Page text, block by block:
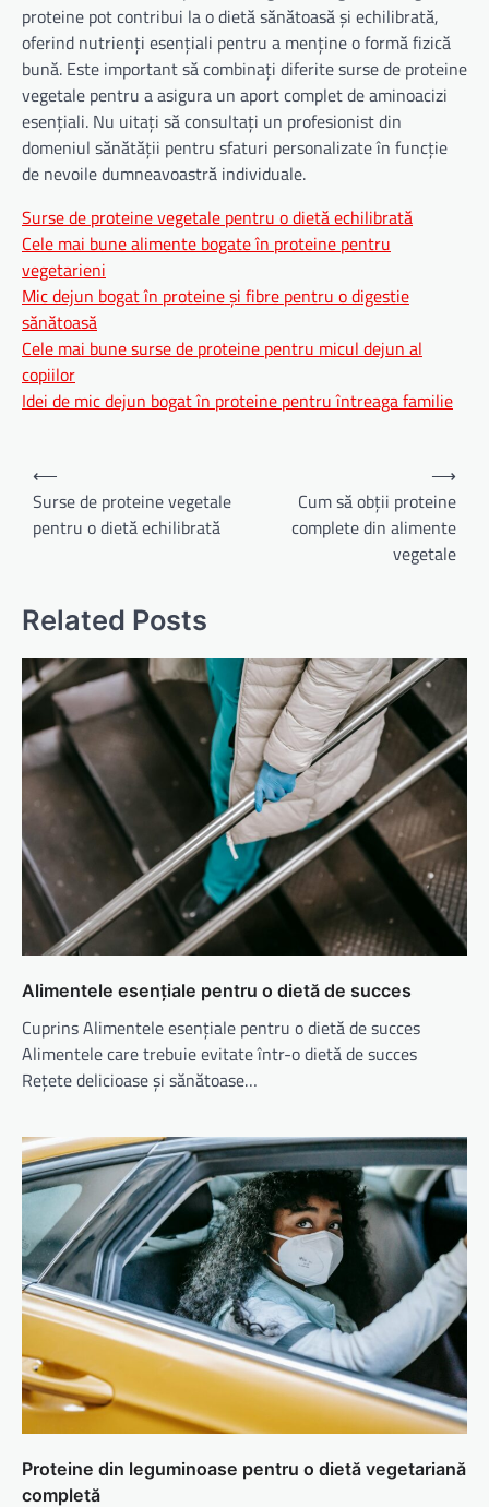
proteine ​​pot contribui la o dietă sănătoasă și echilibrată,
oferind nutrienți esențiali pentru a menține o formă fizică
bună. Este important să combinați diferite surse de proteine
​​vegetale pentru a asigura un aport complet de aminoacizi
esențiali. Nu uitați să consultați un profesionist din
domeniul sănătății pentru sfaturi personalizate în funcție
de nevoile dumneavoastră individuale.
Surse de proteine vegetale pentru o dietă echilibrată
Cele mai bune alimente bogate în proteine pentru
vegetarieni
Mic dejun bogat în proteine și fibre pentru o digestie
sănătoasă
Cele mai bune surse de proteine pentru micul dejun al
copiilor
Idei de mic dejun bogat în proteine pentru întreaga familie
Navigare
în
articole
⟵
Surse de proteine vegetale
pentru o dietă echilibrată
Cum să obții proteine
complete din alimente
vegetale
⟶
Related Posts
Alimentele esențiale pentru o dietă de succes
Cuprins Alimentele esențiale pentru o dietă de succes
Alimentele care trebuie evitate într-o dietă de succes
Rețete delicioase și sănătoase…
Proteine din leguminoase pentru o dietă vegetariană
completă